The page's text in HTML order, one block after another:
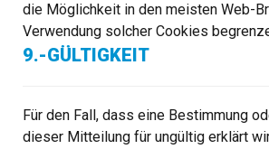
die Möglichkeit in den meisten Web-
Verwendung solcher Cookies
9.-GÜLTIGKEIT
Für den Fall, dass eine Bestimmung
dieser Mitteilung für ungültig erklärt